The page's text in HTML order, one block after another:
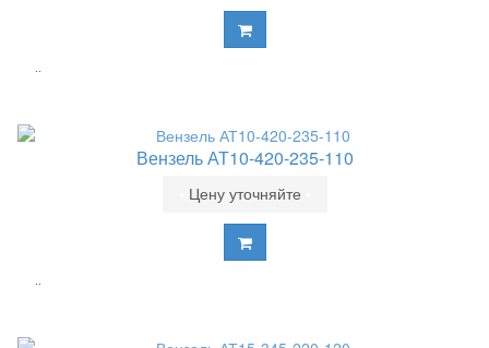
..
Вензель АТ10-420-235-110
Цену уточняйте
..